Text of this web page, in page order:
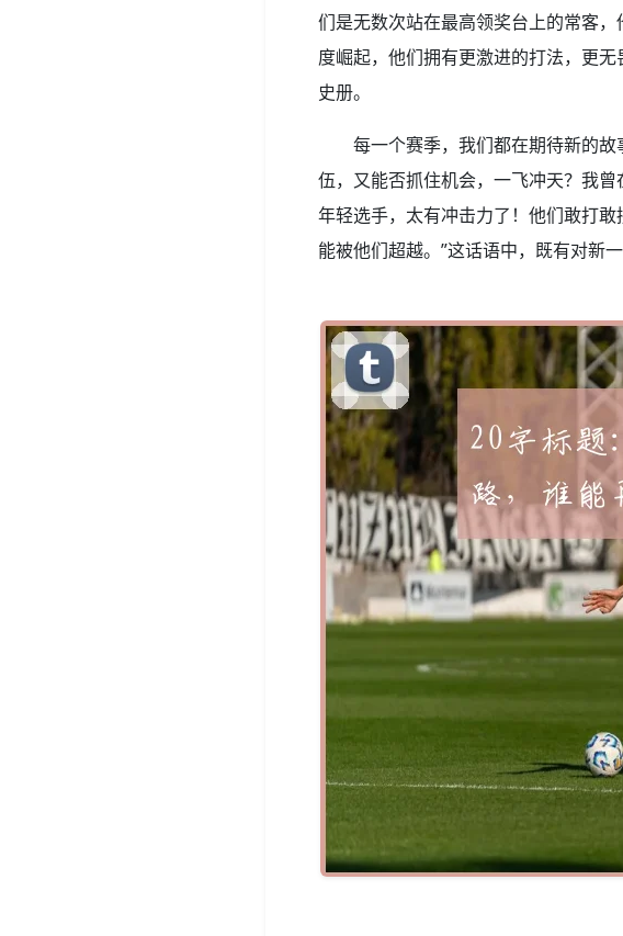
们是无数次站在最高领奖台上的常客
度崛起，他们拥有更激进的打法，更
史册。
每一个赛季，我们都在期待新的
伍，又能否抓住机会，一飞冲天？我
年轻选手，太有冲击力了！他们敢打
能被他们超越。”这话语中，既有对新